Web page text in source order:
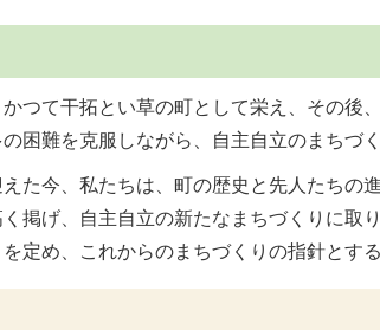
つて干拓とい草の町として栄え、その後
困難を克服しながら、自主自立のまちづ
た今、私たちは、町の歴史と先人たちの
掲げ、自主自立の新たなまちづくりに取
定め、これからのまちづくりの指針とする